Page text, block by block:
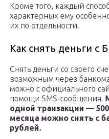
Кроме того, каждый
характерных ему
их по отдельности.
Как снять деньги с
Снять деньги со своего
возможным через
можно с официального
помощи SMS-сообщения.
одной транзакции —
месяца можно снять с
рублей.